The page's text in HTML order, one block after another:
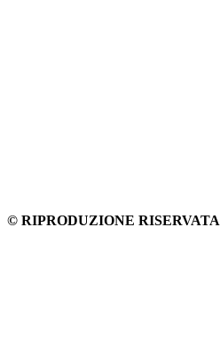
© RIPRODUZIONE RISERVATA